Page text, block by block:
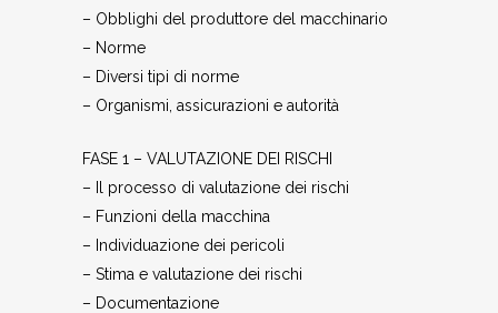
– Obblighi del produttore del macchinario
– Norme
– Diversi tipi di norme
– Organismi, assicurazioni e autorità
FASE 1 – VALUTAZIONE DEI RISCHI
– Il processo di valutazione dei rischi
– Funzioni della macchina
– Individuazione dei pericoli
– Stima e valutazione dei rischi
– Documentazione